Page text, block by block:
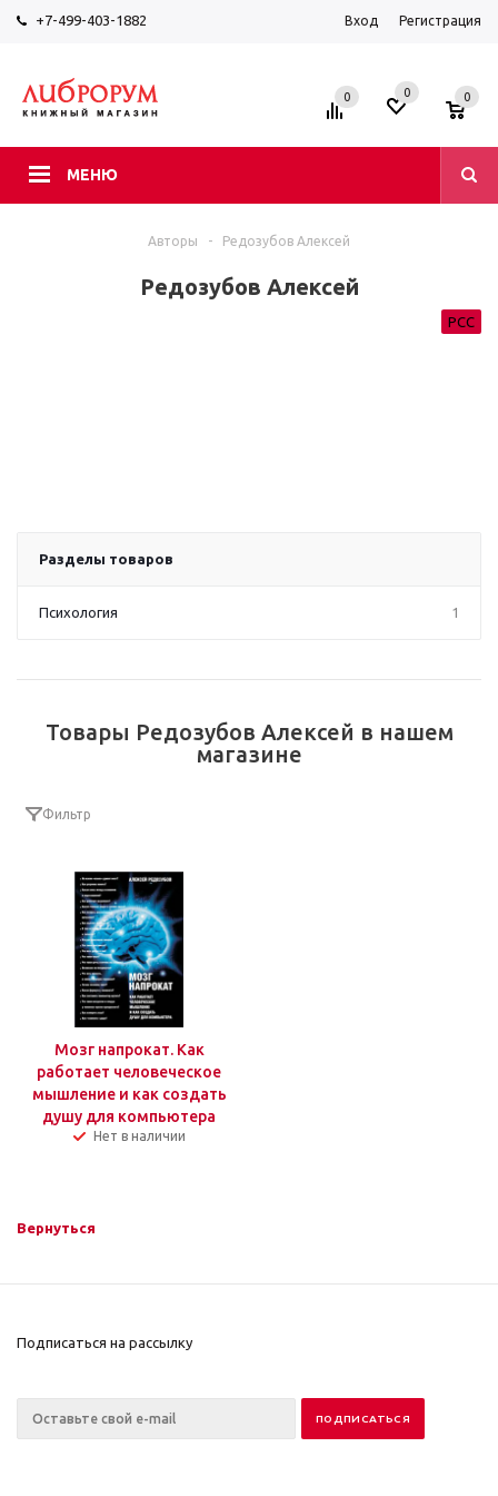
+7-499-403-1882 Вход Регистрация
МЕНЮ
0 0 0
Авторы - Редозубов Алексей
Редозубов Алексей
РСС
Разделы товаров
Психология 1
Товары Редозубов Алексей в нашем
магазине
Фильтр
Мозг напрокат. Как
работает человеческое
мышление и как создать
душу для компьютера
Нет в наличии
Вернуться
Подписаться на рассылку